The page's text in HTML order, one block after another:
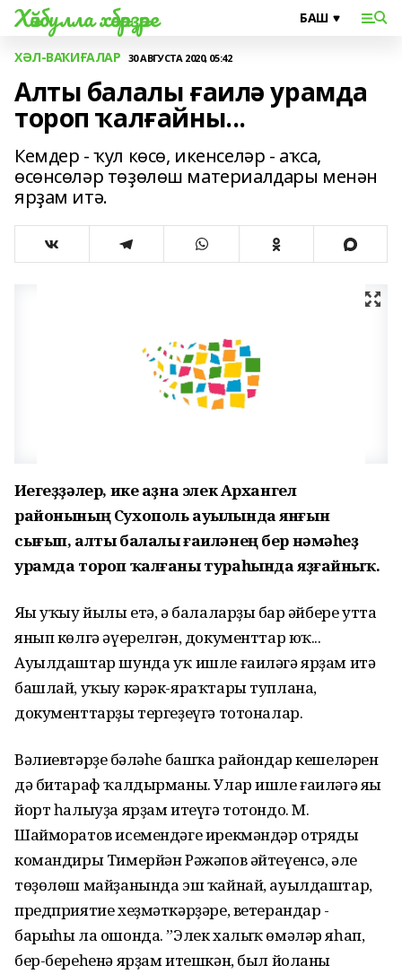
Хәйбулла хәбәрҙәре
ХӘЛ-ВАҠИҒАЛАР 30 АВГУСТА 2020, 05:42
Алты балалы ғаилә урамда
тороп ҡалғайны...
Кемдер - ҡул көсө, икенселәр - аҡса,
өсөнсөләр төҙөлөш материалдары менән
ярҙам итә.
Иҫегеҙҙәлер, ике аҙна элек Архангел
районының Сухополь ауылында янғын
сығып, алты балалы ғаиләнең бер нәмәһеҙ
урамда тороп ҡалғаны тураһында яҙғайныҡ.
Яңы уҡыу йылы етә, ә балаларҙың бар әйбере утта
янып көлгә әүерелгән, документтар юҡ...
Ауылдаштар шунда уҡ ишле ғаиләгә ярҙам итә
башлай, уҡыу кәрәк-яраҡтары туплана,
документтарҙы тергеҙеүгә тотоналар.
Вәлиевтәрҙең бәләһе башҡа райондар кешеләрен
дә битараф ҡалдырманы. Улар ишле ғаиләгә яңы
йорт һалыуҙа ярҙам итеүгә тотондо. М.
Шайморатов исемендәге ирекмәндәр отряды
командиры Тимерйән Рәжәпов әйтеүенсә, әле
төҙөлөш майҙанында эш ҡайнай, ауылдаштар,
предприятие хеҙмәткәрҙәре, ветерандар -
барыһы ла ошонда. ”Элек халыҡ өмәләр яһап,
бер-береһенә ярҙам итешкән, был йоланы